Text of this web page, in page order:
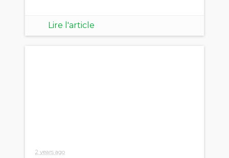
Lire l'article
2 years ago